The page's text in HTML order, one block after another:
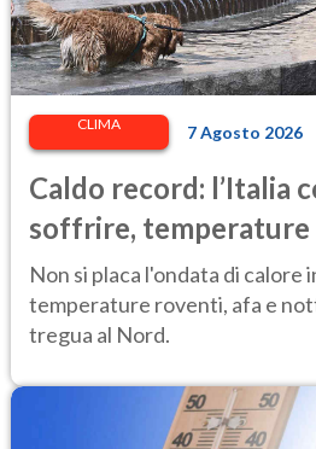
CLIMA 7 Agosto 2026
Caldo record: l’Italia
soffrire, temperature
afa per altri 10 giorni
Non si placa l'ondata di calore
temperature roventi, afa e
tregua al Nord.